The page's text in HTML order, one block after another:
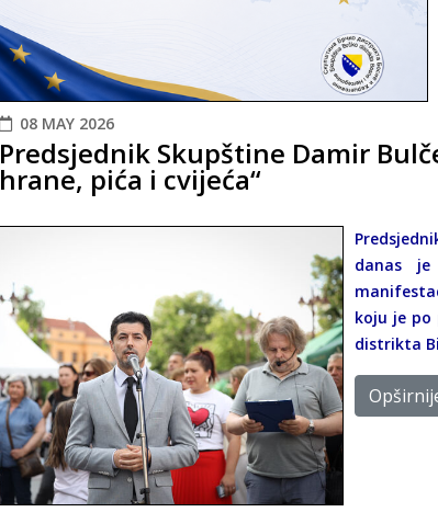
08 MAY 2026
Predsjednik Skupštine Damir
hrane, pića i cvijeća“
danas
koju je po
distrikta